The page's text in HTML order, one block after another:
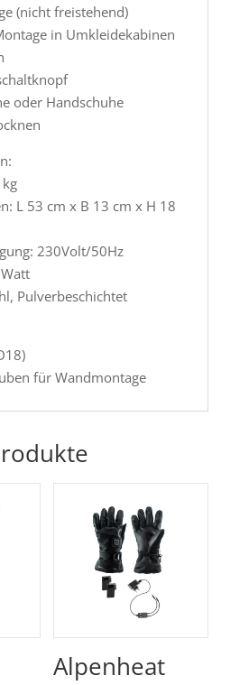
(nicht freistehend)
in Umkleidekabinen
oder Handschuhe
L 53 cm x B 13 cm x H 18
230Volt/50Hz
Pulverbeschichtet
für Wandmontage
Alpenheat